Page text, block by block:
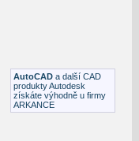
AutoCAD a další CAD
produkty Autodesk
získáte výhodně u firmy
ARKANCE